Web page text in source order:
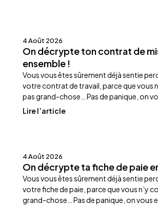
Actualités
4 Août 2026
On décrypte ton contrat de
ensemble !
Vous vous êtes sûrement déjà sentie
votre contrat de travail, parce que vous
pas grand-chose… Pas de panique, on
tout !
Lire l’article
Actualités
4 Août 2026
On décrypte ta fiche de paie
Vous vous êtes sûrement déjà sentie
votre fiche de paie, parce que vous n’y
grand-chose… Pas de panique, on vous